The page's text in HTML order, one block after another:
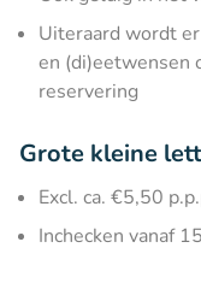
Uiteraard wordt
en (di)eetwensen
reservering
Grote kleine
Excl. ca. €5,50
Inchecken vanaf